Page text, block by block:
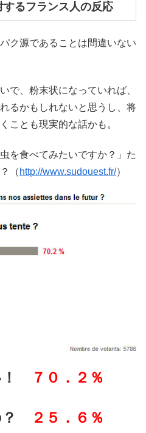
るフランス人の反応
ク源であることは間違いない
で、粉末状になっていれば、
るかもしれないと思うし、将
ことも現実的な話かも。
を食べてみたいですか？」た
（ http://www.sudouest.fr/）
！ ７０．２％
？ ２５．６％